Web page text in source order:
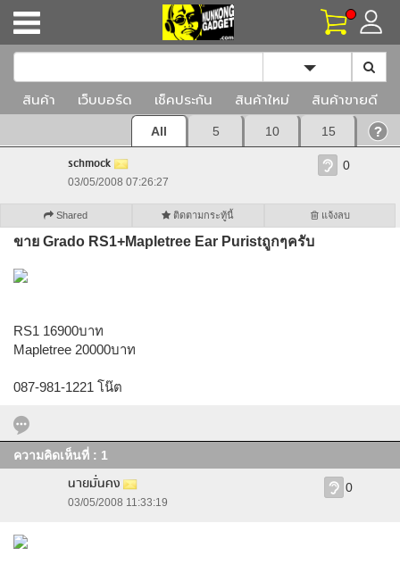
Toggle
สินค้า เว็บบอร์ด เช็คประกัน สินค้าใหม่ สินค้าขายดี
All 5 10 15
schmock
03/05/2008 07:26:27
0
Shared ติดตามกระทู้นี้ แจ้งลบ
ขาย Grado RS1+Mapletree Ear Puristถูกๆครับ
RS1 16900บาท
Mapletree 20000บาท
087-981-1221 โน๊ต
ความคิดเห็นที่ : 1
นายมั่นคง
03/05/2008 11:33:19
0